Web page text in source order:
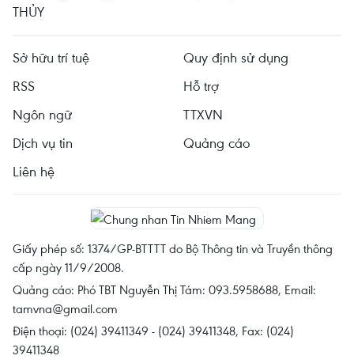
THỦY
Sở hữu trí tuệ
Quy định sử dụng
RSS
Hỗ trợ
Ngôn ngữ
TTXVN
Dịch vụ tin
Quảng cáo
Liên hệ
Giấy phép số: 1374/GP-BTTTT do Bộ Thông tin và Truyền thông
cấp ngày 11/9/2008.
Quảng cáo: Phó TBT Nguyễn Thị Tám: 093.5958688, Email:
tamvna@gmail.com
Điện thoại: (024) 39411349 - (024) 39411348, Fax: (024)
39411348